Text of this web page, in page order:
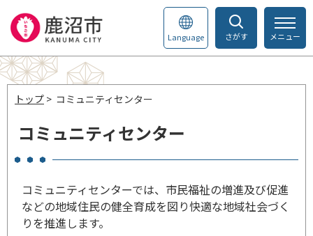
さがす
Language メニュー
トップ > コミュニティセンター
コミュニティセンター
コミュニティセンターでは、市民福祉の増進及び促進
などの地域住民の健全育成を図り快適な地域社会づく
りを推進します。